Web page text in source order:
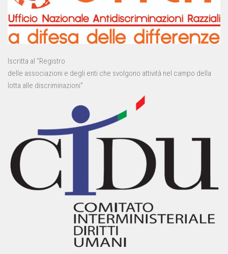
Iscritta al “Registro
delle associazioni e degli enti che svolgono attività nel campo della
lotta alle discriminazioni”